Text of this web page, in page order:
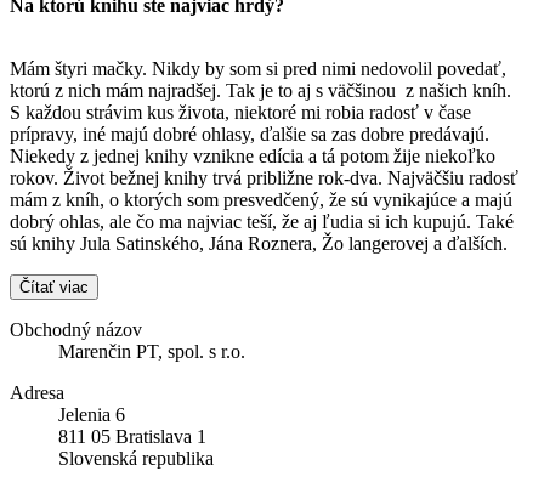
Na ktorú knihu ste najviac hrdý?
Mám štyri mačky. Nikdy by som si pred nimi nedovolil povedať,
ktorú z nich mám najradšej. Tak je to aj s väčšinou z našich kníh.
S každou strávim kus života, niektoré mi robia radosť v čase
prípravy, iné majú dobré ohlasy, ďalšie sa zas dobre predávajú.
Niekedy z jednej knihy vznikne edícia a tá potom žije niekoľko
rokov. Život bežnej knihy trvá približne rok-dva. Najväčšiu radosť
mám z kníh, o ktorých som presvedčený, že sú vynikajúce a majú
dobrý ohlas, ale čo ma najviac teší, že aj ľudia si ich kupujú. Také
sú knihy Jula Satinského, Jána Roznera, Žo langerovej a ďalších.
Čítať viac
Obchodný názov
Marenčin PT, spol. s r.o.
Adresa
Jelenia 6
811 05 Bratislava 1
Slovenská republika